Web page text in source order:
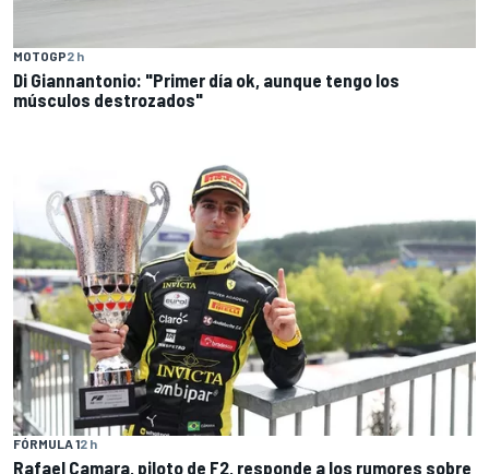
MOTOGP2 h
Di Giannantonio: "Primer día ok, aunque tengo los
músculos destrozados"
FÓRMULA 12 h
Rafael Camara, piloto de F2, responde a los rumores sobre